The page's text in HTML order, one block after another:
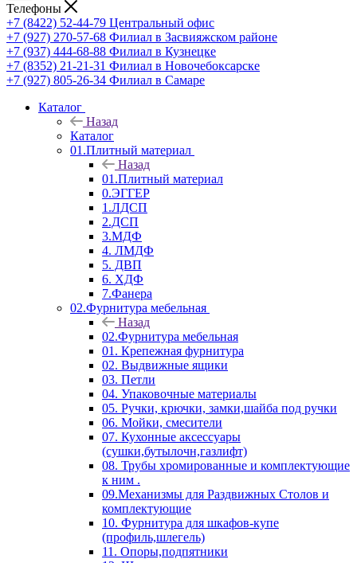
Телефоны
+7 (8422) 52-44-79 Центральный офис
+7 (927) 270-57-68 Филиал в Засвияжском районе
+7 (937) 444-68-88 Филиал в Кузнецке
+7 (8352) 21-21-31 Филиал в Новочебоксарске
+7 (927) 805-26-34 Филиал в Самаре
Каталог
Назад
Каталог
01.Плитный материал
Назад
01.Плитный материал
0.ЭГГЕР
1.ЛДСП
2.ДСП
3.МДФ
4. ЛМДФ
5. ДВП
6. ХДФ
7.Фанера
02.Фурнитура мебельная
Назад
02.Фурнитура мебельная
01. Крепежная фурнитура
02. Выдвижные ящики
03. Петли
04. Упаковочные материалы
05. Ручки, крючки, замки,шайба под ручки
06. Мойки, смесители
07. Кухонные аксессуары
(сушки,бутылочн,газлифт)
08. Трубы хромированные и комплектующие
к ним .
09.Механизмы для Раздвижных Столов и
комплектующие
10. Фурнитура для шкафов-купе
(профиль,шлегель)
11. Опоры,подпятники